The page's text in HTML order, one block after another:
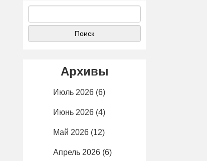
Найти:
Архивы
Июль 2026 (6)
Июнь 2026 (4)
Май 2026 (12)
Апрель 2026 (6)